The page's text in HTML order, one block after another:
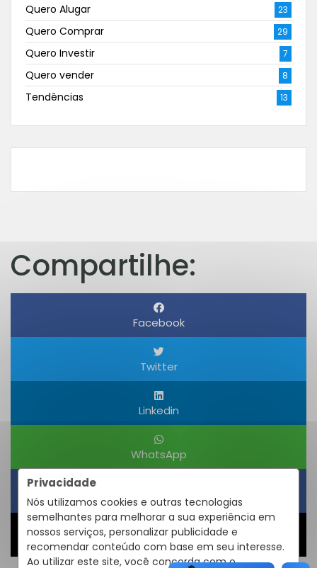
Privacidade
Nós utilizamos cookies e outras tecnologias
semelhantes para melhorar a sua experiência em
nossos serviços, personalizar publicidade e
recomendar conteúdo com base em seu interesse.
Ao utilizar este site, você concorda com o
Quero Alugar 23
Quero Comprar 29
Quero Investir 7
Quero vender 8
Tendências 13
Compartilhe:
Facebook
Twitter
Linkedin
WhatsApp
Obter um Link
Compartilhar